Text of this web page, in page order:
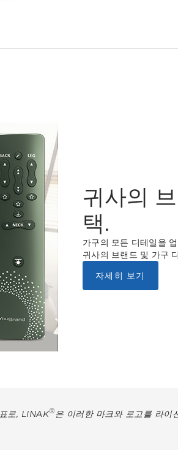
귀사의
택.
가구의 모든 디테일을
귀사의 브랜드 및 가구
자세히 보기
로, LINAK® 은 이러한 마크와 로고를 라이